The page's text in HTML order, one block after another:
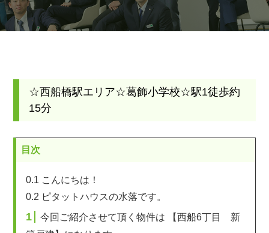
☆西船橋駅エリア☆葛飾小学校☆駅1徒歩約
15分
目次
0.1 こんにちは！
0.2 ピタットハウスの水落です。
1
今回ご紹介させて頂く物件は 【西船6丁目 新